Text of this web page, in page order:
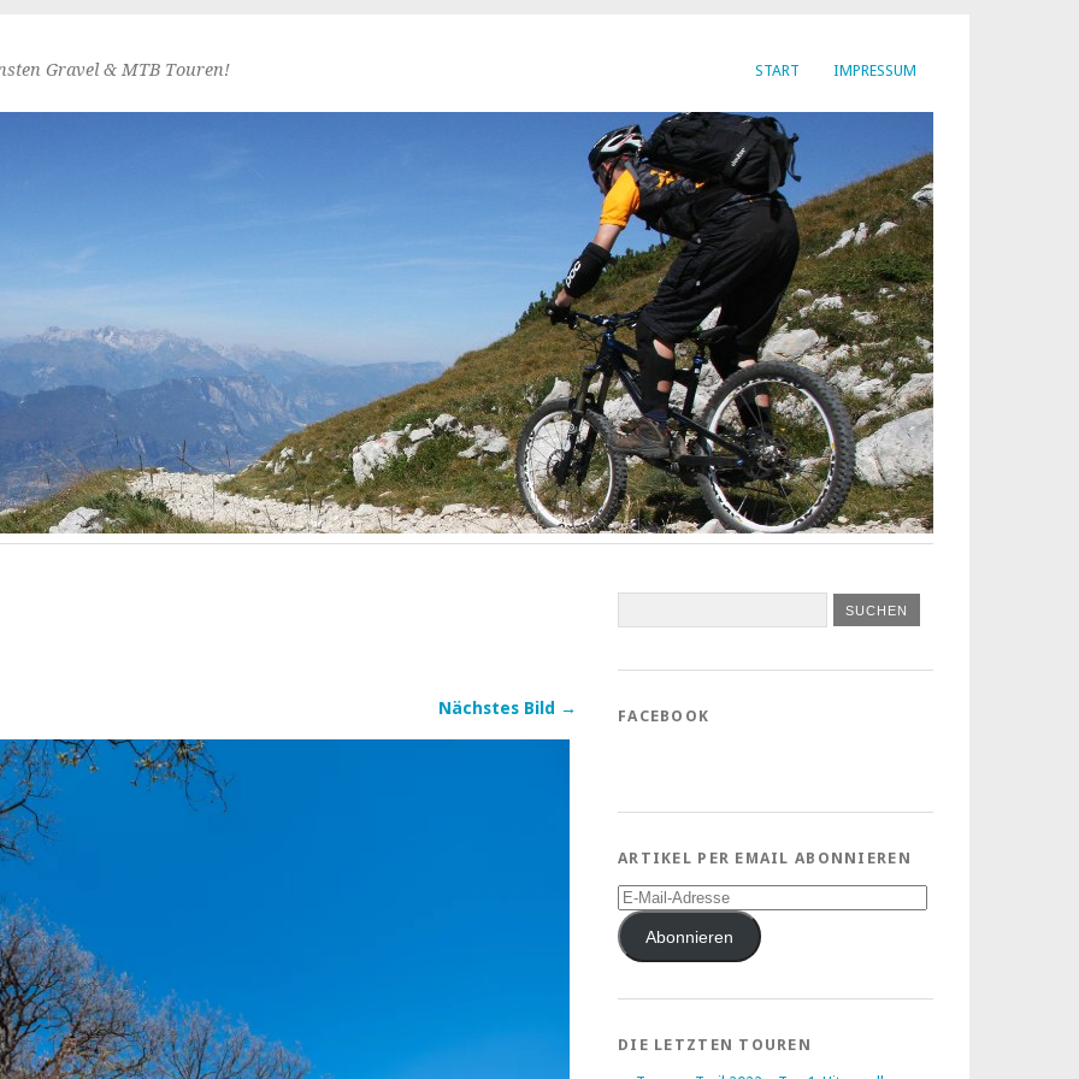
START IMPRESSUM
Gravel & MTB Touren!
Nächstes Bild → FACEBOOK
ARTIKEL PER EMAIL ABONNIEREN
E-
Mail-
AdresseAbonnieren
DIE LETZTEN TOUREN